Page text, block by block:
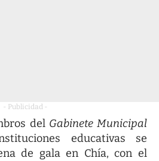
- Publicidad -
del Gabinete Municipal
educativas se
de gala en Chía, con el